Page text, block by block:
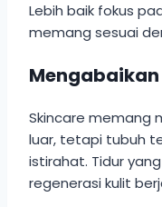
Lebih baik fokus
memang sesuai
Skincare memang
luar, tetapi tubuh
istirahat. Tidur
regenerasi kulit